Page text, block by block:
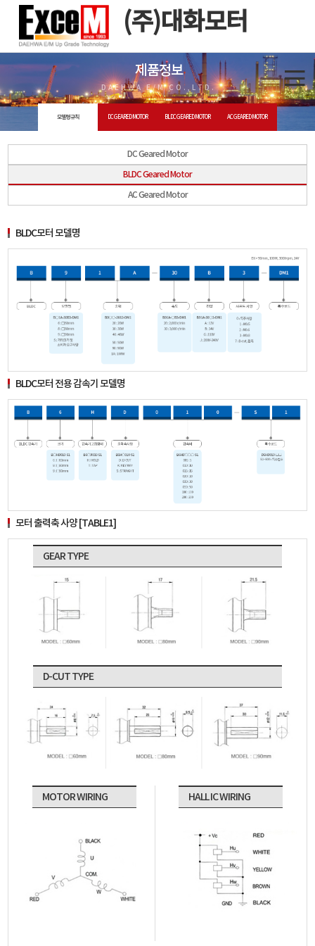
(주)대화모터
제품정보
DAEHWA E/M CO.,LTD.
모델명 규칙 DC GEARED MOTOR BLDC GEARED MOTOR AC GEARED MOTOR
DC Geared Motor
BLDC Geared Motor
AC Geared Motor
BLDC모터 모델명
BLDC모터 전용 감속기 모델명
모터 출력축 사양 [TABLE1]
GEAR TYPE
D-CUT TYPE
MOTOR WIRING HALL IC WIRING